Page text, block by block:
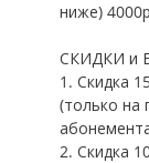
ниже)
СКИДКИ и
1. Скидка
(только на
2. Скидка